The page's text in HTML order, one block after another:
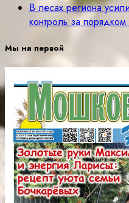
В лесах региона
контроль за
Мы на первой